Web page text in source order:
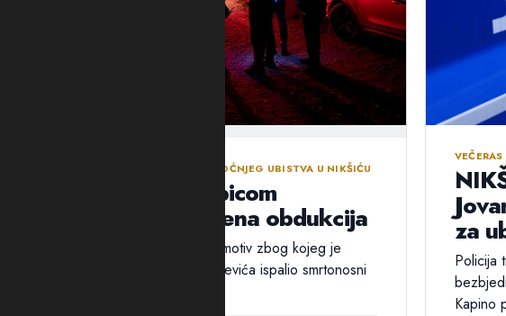
NASTAVLJENA ISTRAGA NAKON SINOĆNJEG UBISTVA U NIKŠIĆU
Policija traga za ubicom
Mrvaljevića, naložena obdukcija
Ni nakon 18 sati nije utvrđen ni motiv zbog kojeg je
ubica, navodno, u potiljak Mrvaljevića ispalio smrtonosni
za
Policija
Kapino